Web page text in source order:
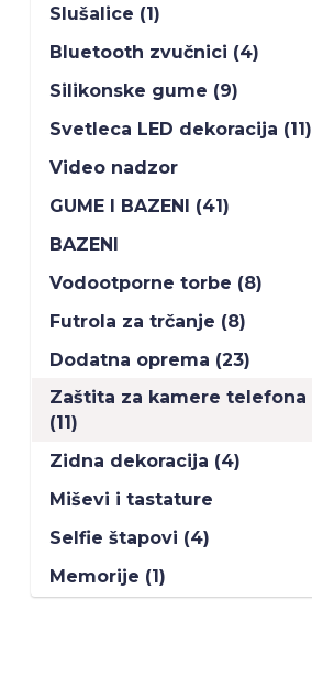
Slušalice (1)
Bluetooth zvučnici (4)
Silikonske gume (9)
Svetleca LED dekoracija (11)
Video nadzor
GUME I BAZENI (41)
BAZENI
Vodootporne torbe (8)
Futrola za trčanje (8)
Dodatna oprema (23)
Zaštita za kamere telefona
(11)
Zidna dekoracija (4)
Miševi i tastature
Selfie štapovi (4)
Memorije (1)